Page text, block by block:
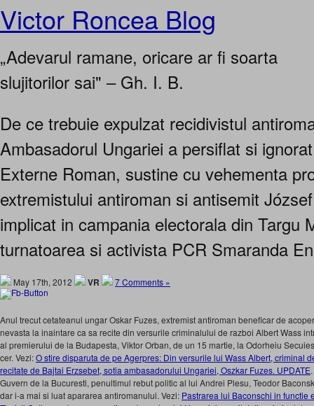
Victor Roncea Blog
„Adevarul ramane, oricare ar fi soarta
slujitorilor sai" – Gh. I. B.
De ce trebuie expulzat recidivistul
Ambasadorul Ungariei a persiflat si
Externe Roman, sustine cu vehementa
extremistului antiroman si antisemit
implicat in campania electorala din Targu
turnatoarea si activista PCR Smaranda
May 17th, 2012 VR 7 Comments »
Anul trecut cetateanul ungar Oskar Fuzes, extremist antiroman beneficar de
nevasta la inaintare ca sa recite din versurile criminalului de razboi Albert Wass
al premierului de la Budapesta, Viktor Orban, de un 15 martie, la Odorheiu
cer. Vezi:O stire disparuta de pe Agerpres: Din versurile lui Wass Albert, criminal
recitate de Bajtai Erzsebet, sotia ambasadorului Ungariei, Oszkar Fuzes. UPDATE
Guvern de la Bucuresti, penultimul rebut politic al lui Andrei Plesu, Teodor
dar i-a mai si luat apararea antiromanului. Vezi: Pastrarea lui Baconschi in functie